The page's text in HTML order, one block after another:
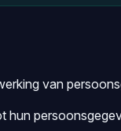
van
hun